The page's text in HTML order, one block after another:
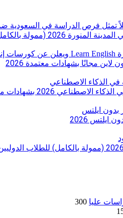
بالكامل) للطلاب الدوليين
مجانًا بشهادات معتمدة 2026
2026
عليا 300